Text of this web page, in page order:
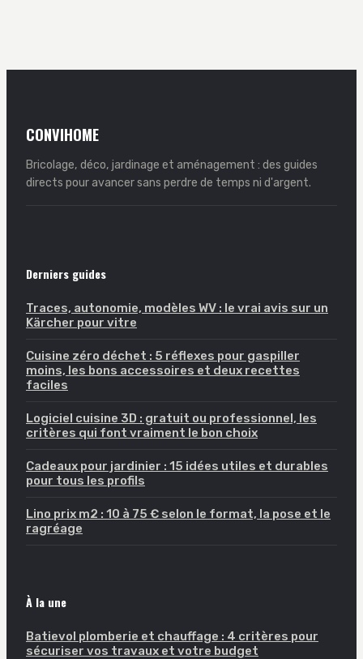
CONVIHOME
Bricolage, déco, jardinage et aménagement : des guides
directs pour avancer sans perdre de temps ni d'argent.
Derniers guides
Traces, autonomie, modèles WV : le vrai avis sur un
Kärcher pour vitre
Cuisine zéro déchet : 5 réflexes pour gaspiller
moins, les bons accessoires et deux recettes
faciles
Logiciel cuisine 3D : gratuit ou professionnel, les
critères qui font vraiment le bon choix
Cadeaux pour jardinier : 15 idées utiles et durables
pour tous les profils
Lino prix m2 : 10 à 75 € selon le format, la pose et le
ragréage
À la une
Batievol plomberie et chauffage : 4 critères pour
sécuriser vos travaux et votre budget